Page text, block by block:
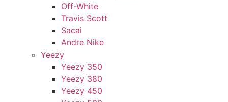
Off-White
Travis Scott
Sacai
Andre Nike
Yeezy
Yeezy 350
Yeezy 380
Yeezy 450